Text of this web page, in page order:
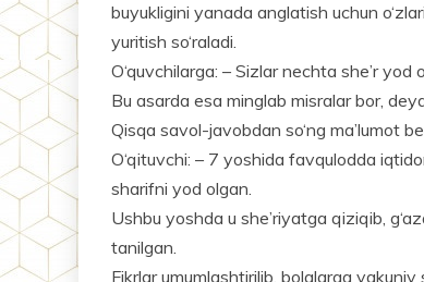
buyukligini yanada anglatish uchun
yuritish so‘raladi.
O‘quvchilarga: – Sizlar nechta she’r yod
Bu asarda esa minglab misralar bor,
Qisqa savol-javobdan so‘ng ma’lumot
O‘qituvchi: – 7 yoshida favqulodda
sha­rifni yod olgan.
Ushbu yoshda u she’riyatga qiziqib,
tanilgan.
Fikrlar umumlashtirilib, bolalarga yakuniy